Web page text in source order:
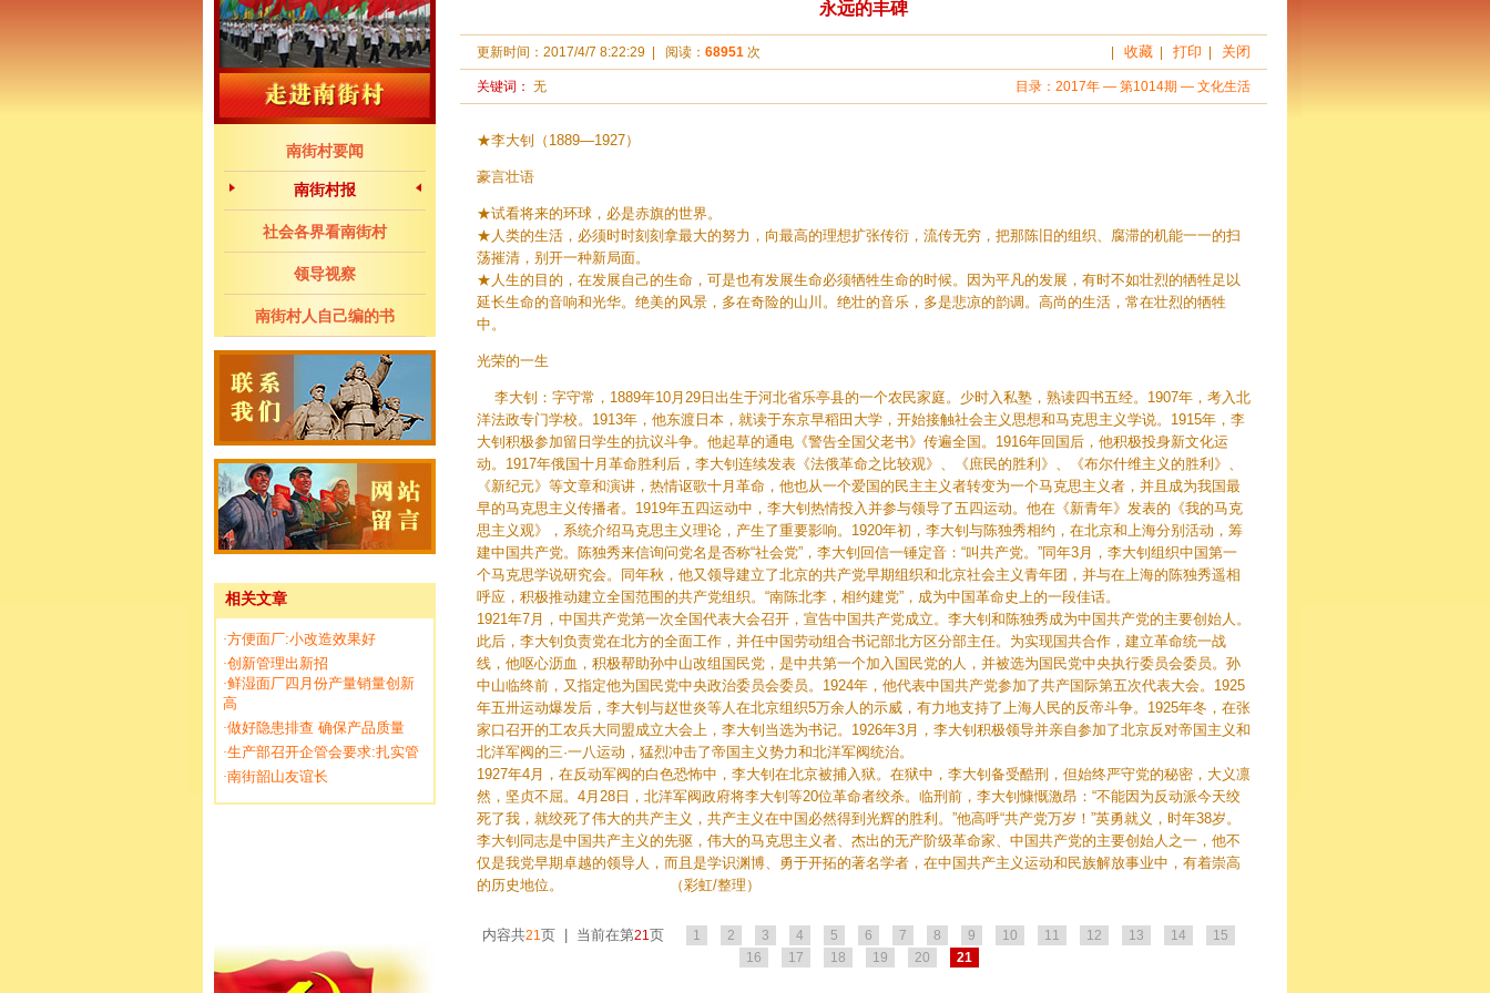
南街村要闻
南街村报
社会各界看南街村
领导视察
南街村人自己编的书
相关文章
·方便面厂:小改造效果好
·创新管理出新招
·鲜湿面厂四月份产量销量创新
高
·做好隐患排查 确保产品质量
·生产部召开企管会要求:扎实管
·南街韶山友谊长
永远的丰碑
更新时间： 2017/4/7 8:22:29 阅读： 68951次 收藏| 打印 关闭
关键词： 无 目录： 2017年— 第1014期 — 文化生活
★李大钊（1889—1927）
豪言壮语
★试看将来的环球，必是赤旗的世界。
★人类的生活，必须时时刻刻拿最大的努力，向最高的理想扩张传衍，流传无穷，把那陈旧的组织、腐滞的机能一一的扫
荡摧清，别开一种新局面。
★人生的目的，在发展自己的生命，可是也有发展生命必须牺牲生命的时候。因为平凡的发展，有时不如壮烈的牺牲足以
延长生命的音响和光华。绝美的风景，多在奇险的山川。绝壮的音乐，多是悲凉的韵调。高尚的生活，常在壮烈的牺牲
中。
光荣的一生
李大钊：字守常，1889年10月29日出生于河北省乐亭县的一个农民家庭。少时入私塾，熟读四书五经。1907年，考入北
洋法政专门学校。1913年，他东渡日本，就读于东京早稻田大学，开始接触社会主义思想和马克思主义学说。1915年，李
大钊积极参加留日学生的抗议斗争。他起草的通电《警告全国父老书》传遍全国。1916年回国后，他积极投身新文化运
动。1917年俄国十月革命胜利后，李大钊连续发表《法俄革命之比较观》、《庶民的胜利》、《布尔什维主义的胜利》、
《新纪元》等文章和演讲，热情讴歌十月革命，他也从一个爱国的民主主义者转变为一个马克思主义者，并且成为我国最
早的马克思主义传播者。1919年五四运动中，李大钊热情投入并参与领导了五四运动。他在《新青年》发表的《我的马克
思主义观》，系统介绍马克思主义理论，产生了重要影响。1920年初，李大钊与陈独秀相约，在北京和上海分别活动，筹
建中国共产党。陈独秀来信询问党名是否称“社会党”，李大钊回信一锤定音：“叫共产党。”同年3月，李大钊组织中国第一
个马克思学说研究会。同年秋，他又领导建立了北京的共产党早期组织和北京社会主义青年团，并与在上海的陈独秀遥相
呼应，积极推动建立全国范围的共产党组织。“南陈北李，相约建党”，成为中国革命史上的一段佳话。
1921年7月，中国共产党第一次全国代表大会召开，宣告中国共产党成立。李大钊和陈独秀成为中国共产党的主要创始人。
此后，李大钊负责党在北方的全面工作，并任中国劳动组合书记部北方区分部主任。为实现国共合作，建立革命统一战
线，他呕心沥血，积极帮助孙中山改组国民党，是中共第一个加入国民党的人，并被选为国民党中央执行委员会委员。孙
中山临终前，又指定他为国民党中央政治委员会委员。1924年，他代表中国共产党参加了共产国际第五次代表大会。1925
年五卅运动爆发后，李大钊与赵世炎等人在北京组织5万余人的示威，有力地支持了上海人民的反帝斗争。1925年冬，在张
家口召开的工农兵大同盟成立大会上，李大钊当选为书记。1926年3月，李大钊积极领导并亲自参加了北京反对帝国主义和
北洋军阀的三·一八运动，猛烈冲击了帝国主义势力和北洋军阀统治。
1927年4月，在反动军阀的白色恐怖中，李大钊在北京被捕入狱。在狱中，李大钊备受酷刑，但始终严守党的秘密，大义凛
然，坚贞不屈。4月28日，北洋军阀政府将李大钊等20位革命者绞杀。临刑前，李大钊慷慨激昂：“不能因为反动派今天绞
死了我，就绞死了伟大的共产主义，共产主义在中国必然得到光辉的胜利。”他高呼“共产党万岁！”英勇就义，时年38岁。
李大钊同志是中国共产主义的先驱，伟大的马克思主义者、杰出的无产阶级革命家、中国共产党的主要创始人之一，他不
仅是我党早期卓越的领导人，而且是学识渊博、勇于开拓的著名学者，在中国共产主义运动和民族解放事业中，有着崇高
的历史地位。 （彩虹/整理）
内容共21页 | 当前在第21页 1 2 3 4 5 6 7 8 9 10 11 12 13 14
15
16
17 18 19 20 21